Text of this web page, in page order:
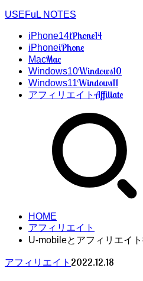
USEFuL NOTES
iPhone14iPhone14
iPhoneiPhone
MacMac
Windows10Windows10
Windows11Windows11
アフィリエイトAffiliate
HOME
アフィリエイト
U-mobileとアフィリエイ
アフィリエイト 2022.12.18